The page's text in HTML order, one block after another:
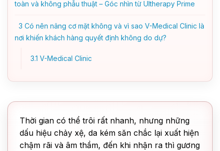
toàn và không phẫu thuật – Góc nhìn từ Ultherapy Prime
3 Có nên nâng cơ mặt không và vì sao V-Medical Clinic là
nơi khiến khách hàng quyết định không do dự?
3.1 V-Medical Clinic
Thời gian có thể trôi rất nhanh, nhưng những
dấu hiệu chảy xệ, da kém săn chắc lại xuất hiện
chậm rãi và âm thầm, đến khi nhận ra thì gương